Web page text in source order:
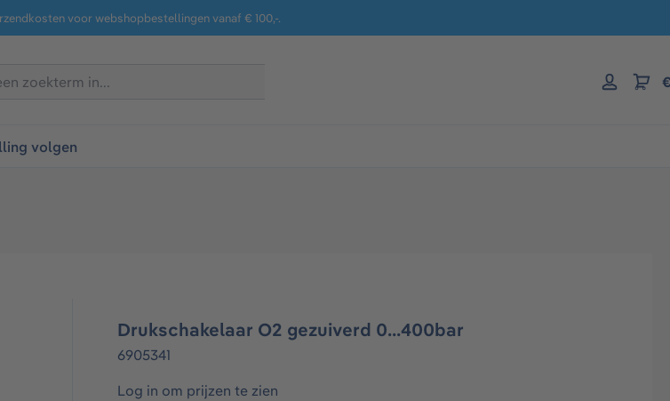
voor webshopbestellingen vanaf € 100,-.
volgen
Drukschakelaar O2 gezuiverd 0...400bar
6905341
Log in om prijzen te zien